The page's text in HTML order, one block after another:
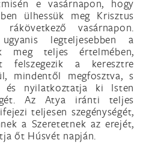
e vasárnapon, hogy
ülhessük meg Krisztus
vasárnapon.
legteljesebben a
meg teljes értelmében,
felszegezik a keresztre
mindentől megfosztva, s
és nyilatkoztatja ki Isten
Az Atya iránti teljes
teljesen szegénységét,
a Szeretetnek az erejét,
őt Húsvét napján.